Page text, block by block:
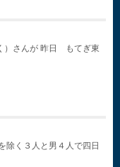
）さんが 昨日 もてぎ東
除く３人と男４人で四日